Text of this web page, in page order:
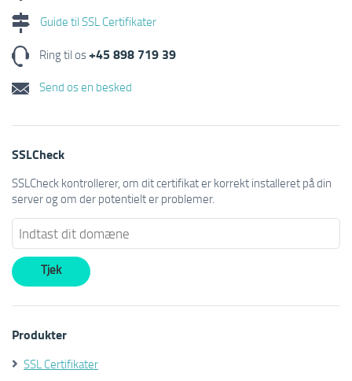
Guide til SSL Certifikater
Ring til os+45 898 719 39
Send os en besked
SSLCheck
SSLCheck kontrollerer, om dit certifikat er korrekt installeret på din
server og om der potentielt er problemer.
Produkter
SSL Certifikater